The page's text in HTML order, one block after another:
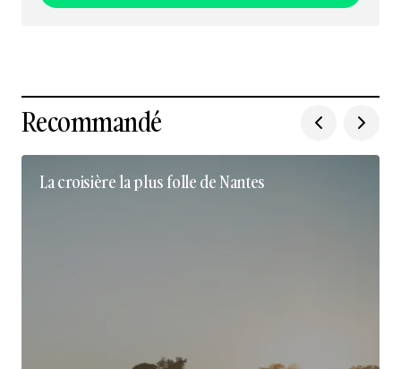
Recommandé
La croisière la plus folle de Nantes